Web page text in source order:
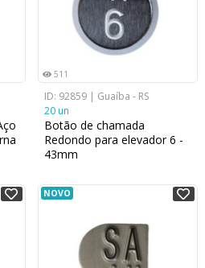
511
ID: 92859 | Guaíba - RS
20 un
Botão de chamada
Redondo para elevador 6 -
43mm
NOVO